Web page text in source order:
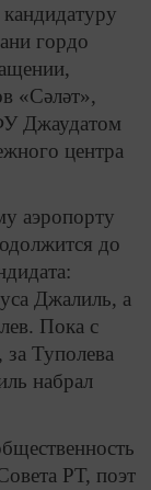
гордо
«Сәләт»,
Джаудатом
центра
аэропорту
до
Джалиль, а
Пока с
Туполева
набрал
РТ, поэт